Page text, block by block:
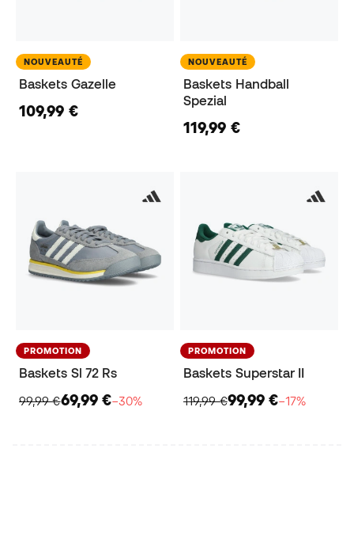
NOUVEAUTÉ
Baskets Gazelle
109,99 €
NOUVEAUTÉ
Baskets Handball
Spezial
119,99 €
PROMOTION
Baskets Sl 72 Rs
99,99 €69,99 €−30%
PROMOTION
Baskets Superstar II
119,99 €99,99 €−17%